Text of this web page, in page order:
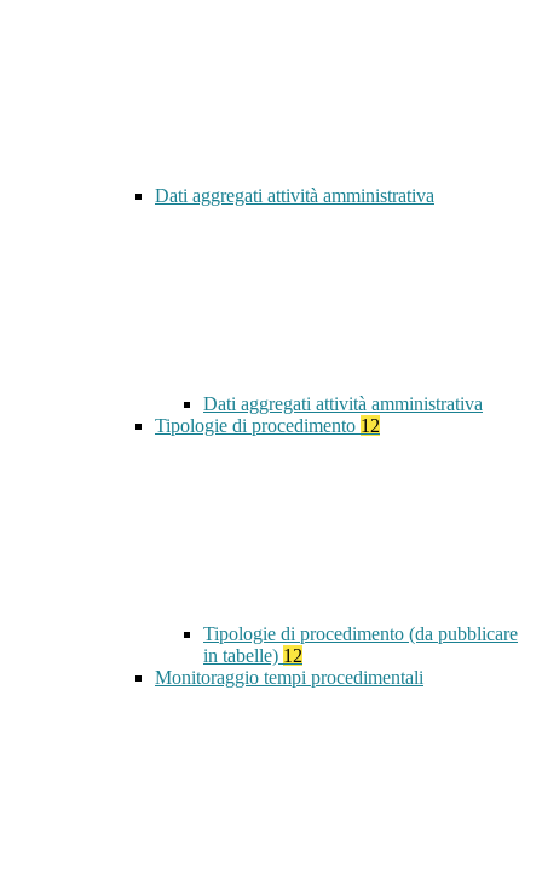
Dati aggregati attività amministrativa
Dati aggregati attività amministrativa
Tipologie di procedimento 12
Tipologie di procedimento (da pubblicare
in tabelle) 12
Monitoraggio tempi procedimentali